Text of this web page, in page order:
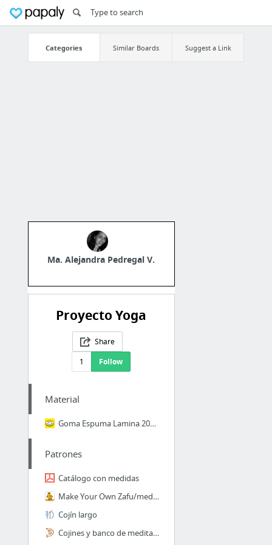
Categories Similar Boards Suggest a Link
Ma. Alejandra Pedregal V.
Proyecto Yoga
Share
1
Follow
Material
Goma Espuma Lamina 200x100cm Gris 3 Pulgadas Envíos Vzla - Bs. 12.900.000,00
Patrones
Catálogo con medidas
Make Your Own Zafu/meditation Pillow
Cojín largo
Cojines y banco de meditaciÃ³n: medidas